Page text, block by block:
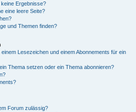
Ergebnisse?
eine leere Seite?
und Themen finden?
Lesezeichen und einem Abonnements für ein
Thema setzen oder ein Thema abonnieren?
Forum zulässig?